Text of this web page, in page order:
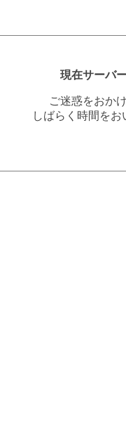
現在サーバ
ご迷惑をおか
しばらく時間を